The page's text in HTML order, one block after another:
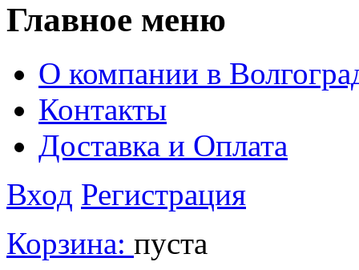
Главное меню
О компании в
Контакты
Доставка и Оплата
Вход Регистрация
Корзина: пуста